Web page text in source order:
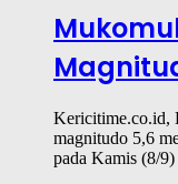
Kericitime.co.id,
magnitudo 5,6
pada Kamis (8/